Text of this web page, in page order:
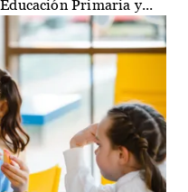
Primaria y...